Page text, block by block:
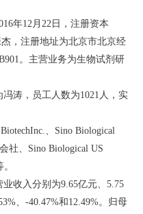
年12月22日，注册资本
，注册地址为北京市北京经
。主营业务为生物试剂研
涛，员工人数为1021人，实
、Sino Biological
社、Sino Biological US
收入分别为9.65亿元、5.75
、-40.47%和12.49%。归母